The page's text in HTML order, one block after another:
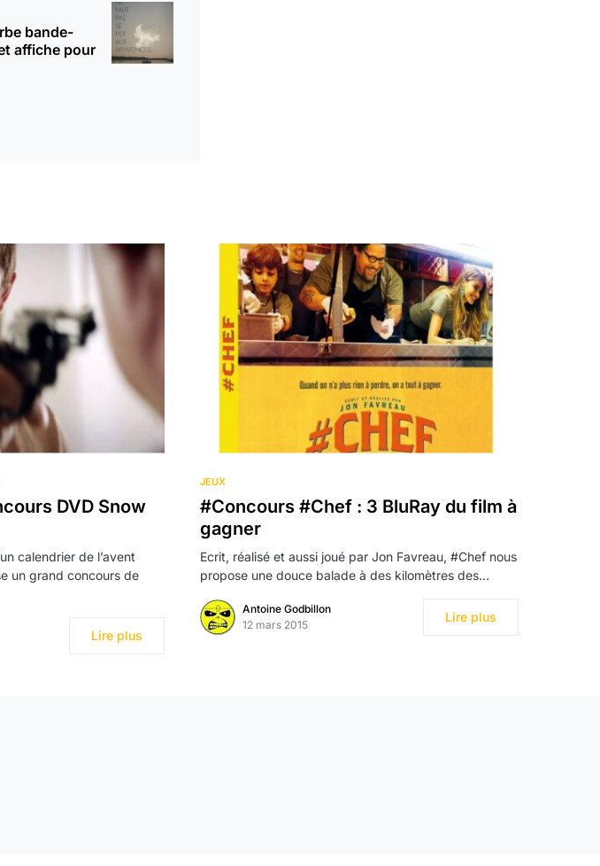
bande-
affiche pour
DVD Snow
calendrier de l’avent
un grand concours de
Lire plus
JEUX
#Concours #Chef : 3 BluRay du film à
gagner
Ecrit, réalisé et aussi joué par Jon Favreau, #Chef nous
propose une douce balade à des kilomètres des…
Antoine Godbillon
12 mars 2015
Lire plus